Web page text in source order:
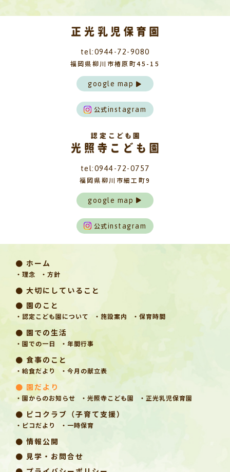
tel:0944-72-9080
福岡県柳川市椿原町45-15
google map
公式instagram
tel:0944-72-0757
福岡県柳川市細工町9
google map
公式instagram
● ホーム
・理念 ・方針
● 大切にしていること
● 園のこと
・認定こども園について ・施設案内 ・保育時間
● 園での生活
・園での一日 ・年間行事
● 食事のこと
・給食だより ・今月の献立表
● 園だより
・園からのお知らせ ・光照寺こども園 ・正光乳児保育園
● ピコクラブ（子育て支援）
・ピコだより ・一時保育
● 情報公開
● 見学・お問合せ